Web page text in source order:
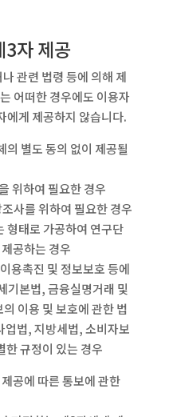
자 제공
관련 법령 등에 의해 제
어떠한 경우에도 이용자
에게 제공하지 않습니다.
별도 동의 없이 제공될
위하여 필요한 경우
사를 위하여 필요한 경우
형태로 가공하여 연구단
공하는 경우
용촉진 및 정보보호 등에
기본법, 금융실명거래 및
이용 및 보호에 관한 법
법, 지방세법, 소비자보
한 규정이 있는 경우
공에 따른 통보에 관한